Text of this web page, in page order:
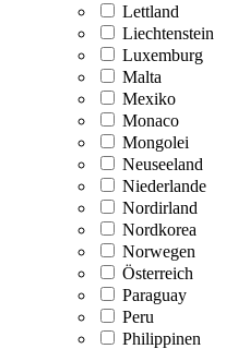
Lettland
Liechtenstein
Luxemburg
Malta
Mexiko
Monaco
Mongolei
Neuseeland
Niederlande
Nordirland
Nordkorea
Norwegen
Österreich
Paraguay
Peru
Philippinen